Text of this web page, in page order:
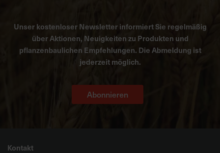
Unser kostenloser Newsletter informiert Sie regelmäßig
über Aktionen, Neuigkeiten zu Produkten und
pflanzenbaulichen Empfehlungen. Die Abmeldung ist
jederzeit möglich.
Abonnieren
Kontakt